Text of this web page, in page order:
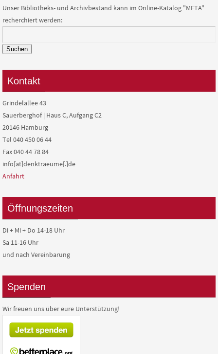
Unser Bibliotheks- und Archivbestand kann im Online-Katalog "META"
recherchiert werden:
Suchen
Kontakt
Grindelallee 43
Sauerberghof | Haus C, Aufgang C2
20146 Hamburg
Tel 040 450 06 44
Fax 040 44 78 84
info[at]denktraeume[.]de
Anfahrt
Öffnungszeiten
Di + Mi + Do 14-18 Uhr
Sa 11-16 Uhr
und nach Vereinbarung
Spenden
Wir freuen uns über eure Unterstützung!